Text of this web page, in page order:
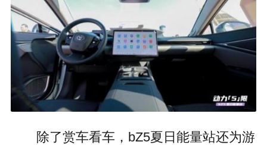
除了赏车看车，bZ5夏日能量站还为游